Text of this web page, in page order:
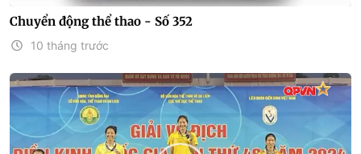
Chuyển động thể thao - Số 352
10 tháng trước